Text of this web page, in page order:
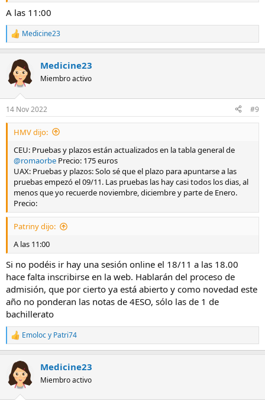
A las 11:00
R
e
c
c
i
e
s
Medicine23
Medicine23
Miembro activo
14 Nov 2022 #9
HMV dijo:
CEU: Pruebas y plazos están actualizados en la tabla general de
@romaorbe Precio: 175 euros
UAX: Pruebas y plazos: Solo sé que el plazo para apuntarse a las
pruebas empezó el 09/11. Las pruebas las hay casi todos los dias, al
menos que yo recuerde noviembre, diciembre y parte de Enero.
Precio:
Patriny dijo:
A las 11:00
Si no podéis ir hay una sesión online el 18/11 a las 18.00
hace falta inscribirse en la web. Hablarán del proceso de
admisión, que por cierto ya está abierto y como novedad este
año no ponderan las notas de 4ESO, sólo las de 1 de
bachillerato
R
e
c
c
i
Emolocy Patri74
Medicine23
Miembro activo